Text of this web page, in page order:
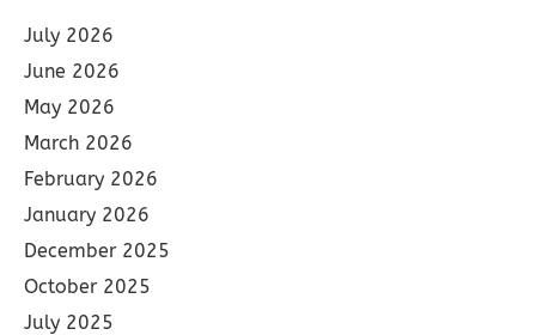
July 2026
June 2026
May 2026
March 2026
February 2026
January 2026
December 2025
October 2025
July 2025